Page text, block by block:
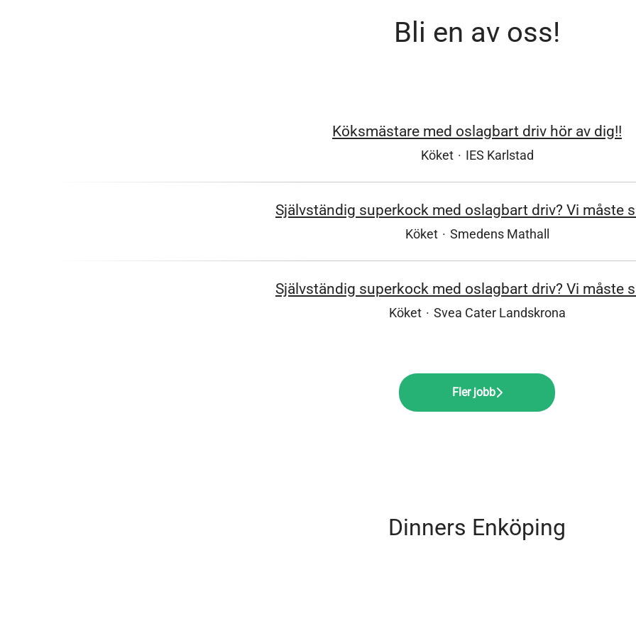
Bli en av oss!
Köksmästare med oslagbart driv hör av dig!!
Köket · IES Karlstad
Självständig superkock med oslagbart driv? Vi måste
Köket · Smedens Mathall
Självständig superkock med oslagbart driv? Vi måste
Köket · Svea Cater Landskrona
Fler jobb
Dinners Enköping